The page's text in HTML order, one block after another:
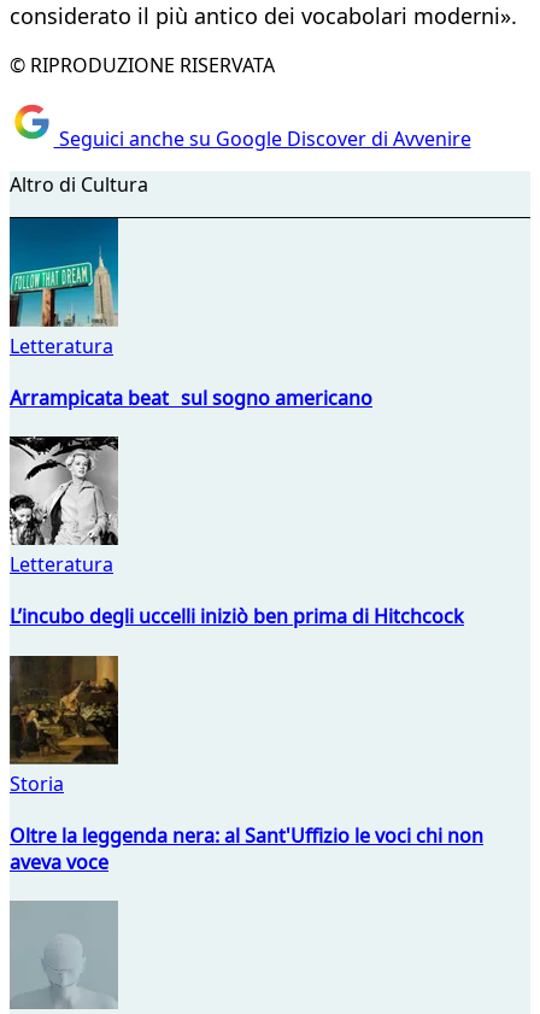
considerato il più antico dei vocabolari moderni».
© RIPRODUZIONE RISERVATA
Seguici anche su Google Discover di Avvenire
Altro di Cultura
Letteratura
Arrampicata beat sul sogno americano
Letteratura
L’incubo degli uccelli iniziò ben prima di Hitchcock
Storia
Oltre la leggenda nera: al Sant'Uffizio le voci chi non
aveva voce